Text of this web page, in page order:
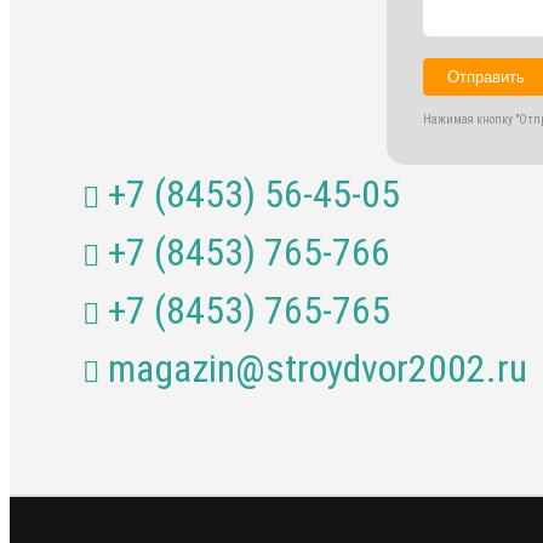
Отправить
Нажимая кнопку
+7 (8453) 56-45-05
+7 (8453) 765-766
+7 (8453) 765-765
magazin@stroydvor2002.ru